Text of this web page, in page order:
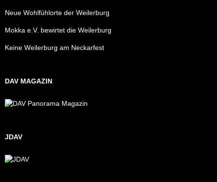
Neue Wohlfühlorte der Weilerburg
Mokka e.V. bewirtet die Weilerburg
Keine Weilerburg am Neckarfest
DAV MAGAZIN
JDAV